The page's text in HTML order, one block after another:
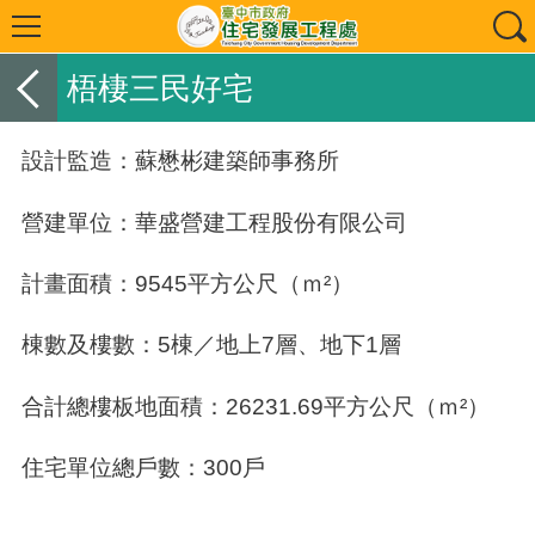
梧棲三民好宅
設計監造：蘇懋彬建築師事務所
營建單位：華盛營建工程股份有限公司
計畫面積：9545平方公尺（ｍ²）
棟數及樓數：5棟／地上7層、地下1層
合計總樓板地面積：26231.69平方公尺（ｍ²）
住宅單位總戶數：300戶